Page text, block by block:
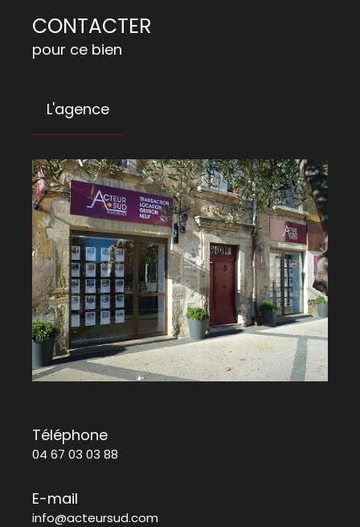
CONTACTER
pour ce bien
L'agence
Téléphone
04 67 03 03 88
E-mail
info@acteursud.com